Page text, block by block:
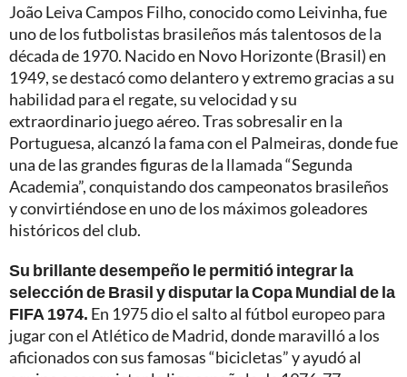
João Leiva Campos Filho, conocido como Leivinha, fue
uno de los futbolistas brasileños más talentosos de la
década de 1970. Nacido en Novo Horizonte (Brasil) en
1949, se destacó como delantero y extremo gracias a su
habilidad para el regate, su velocidad y su
extraordinario juego aéreo. Tras sobresalir en la
Portuguesa, alcanzó la fama con el Palmeiras, donde fue
una de las grandes figuras de la llamada “Segunda
Academia”, conquistando dos campeonatos brasileños
y convirtiéndose en uno de los máximos goleadores
históricos del club.
Su brillante desempeño le permitió integrar la
selección de Brasil y disputar la Copa Mundial de la
FIFA 1974. En 1975 dio el salto al fútbol europeo para
jugar con el Atlético de Madrid, donde maravilló a los
aficionados con sus famosas “bicicletas” y ayudó al